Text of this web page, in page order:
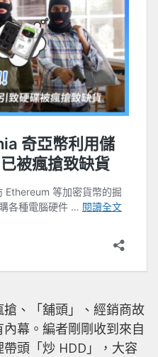
、「舖頭」、經銷商故
幕。編者剛剛收到來自
頭「炒 HDD」，大容